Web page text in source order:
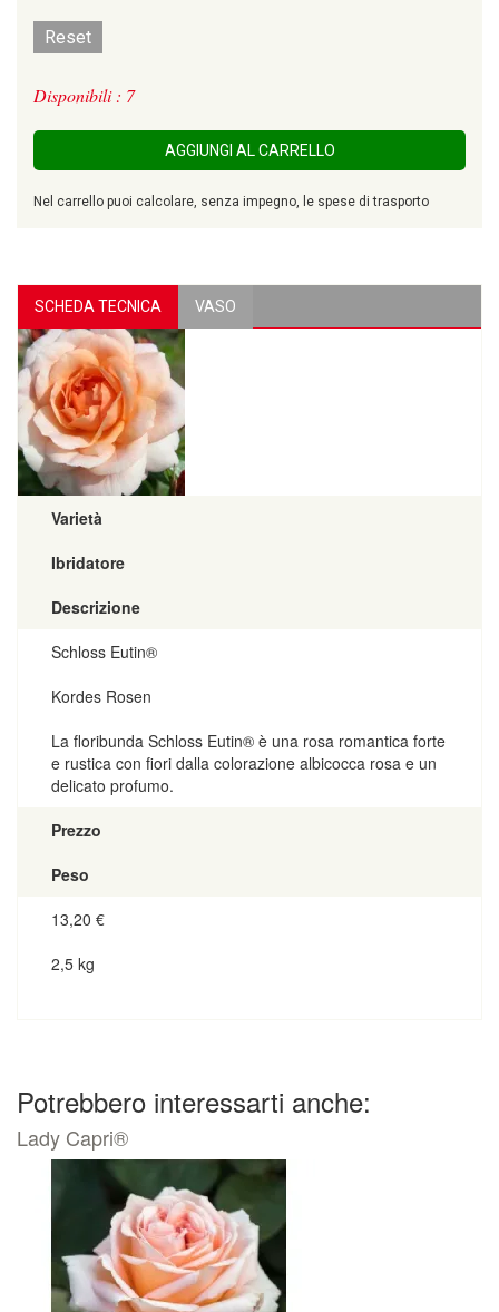
Reset
Disponibili : 7
AGGIUNGI AL CARRELLO
Nel carrello puoi calcolare, senza impegno, le spese di trasporto
SCHEDA TECNICA VASO
Varietà
Ibridatore
Descrizione
Schloss Eutin®
Kordes Rosen
La floribunda Schloss Eutin® è una rosa romantica forte
e rustica con fiori dalla colorazione albicocca rosa e un
delicato profumo.
Prezzo
Peso
13,20 €
2,5 kg
Potrebbero interessarti anche:
Lady Capri®